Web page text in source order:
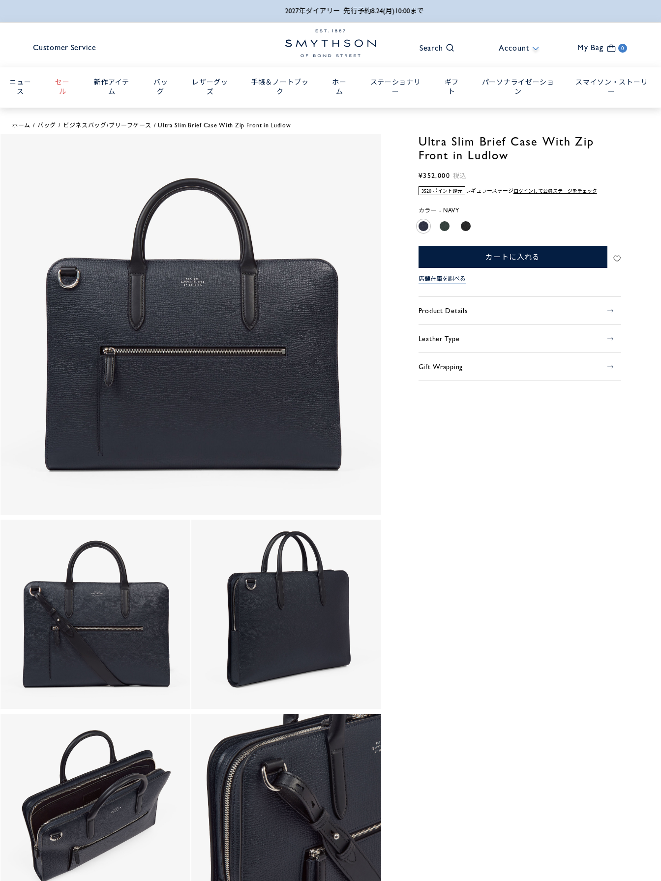
2027年ダイアリー_先行予約8.24(月)10:00まで
Customer Service Search Account My Bag 0
ニュー
ス
セー
ル
新作アイテ
ム
バッ
グ
レザーグッ
ズ
手帳＆ノートブッ
ク
ホー
ム
ステーショナリ
ー
ギフ
ト
パーソナライゼーショ
ン
スマイソン・ストーリ
ー
ホーム バッグ ビジネスバッグ/ブリーフケース Ultra Slim Brief Case With Zip Front in Ludlow
Ultra Slim Brief Case With Zip
Front in Ludlow
¥352,000 税込
3520 ポイント還元 レギュラーステージログインして会員ステージをチェック
カラー - NAVY
カートに入れる
店舗在庫を調べる
Product Details
Leather Type
Gift Wrapping